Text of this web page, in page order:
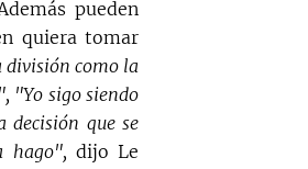
pueden
quiera tomar
división como la
"Yo sigo siendo
decisión que se
hago", dijo Le